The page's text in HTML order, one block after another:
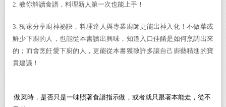
2. 教你解讀食譜，料理新人第一次也能上手！
3. 獨家分享廚神祕訣，料理達人與專業廚師更能出神入化！不做菜或
鮮少下廚的人，也能從本書讀出興味，知道入口佳餚是如何烹調出來
的；而會烹飪愛下廚的人，更能從本書獲致許多讓自己廚藝精進的寶
貴建議！
做菜時，是否只是一味照著食譜指示做，或者就只跟著本能走，從不